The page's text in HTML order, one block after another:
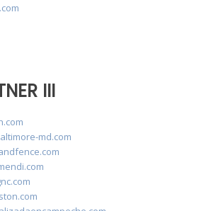
III
md.com